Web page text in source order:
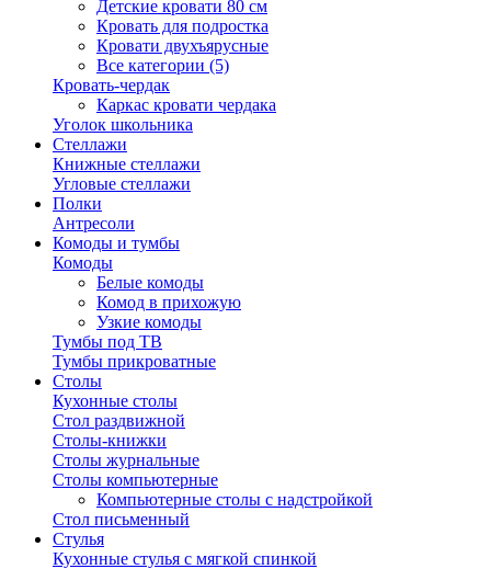
Детские кровати 80 см
Кровать для подростка
Кровати двухъярусные
Все категории (5)
Кровать-чердак
Каркас кровати чердака
Уголок школьника
Стеллажи
Книжные стеллажи
Угловые стеллажи
Полки
Антресоли
Комоды и тумбы
Комоды
Белые комоды
Комод в прихожую
Узкие комоды
Тумбы под ТВ
Тумбы прикроватные
Столы
Кухонные столы
Стол раздвижной
Столы-книжки
Столы журнальные
Столы компьютерные
Компьютерные столы с надстройкой
Стол письменный
Стулья
Кухонные стулья с мягкой спинкой